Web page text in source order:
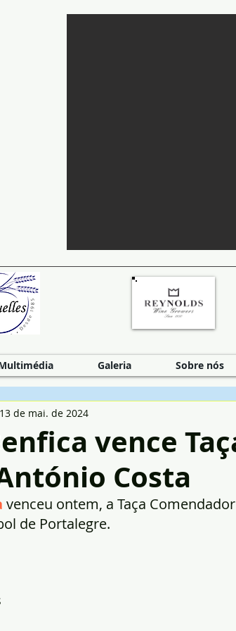
Galeria Sobre nós
vence
Costa
13 de mai. de 2024
venceu ontem, a Taça
de Portalegre.